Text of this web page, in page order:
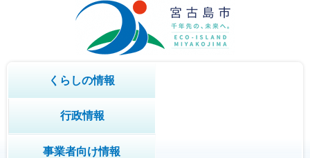
くらしの情報
行政情報
事業者向け情報